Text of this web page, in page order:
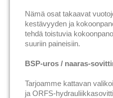
Nämä osat takaavat
kestävyyden ja
tehdä toistuvia
suuriin paineisiin.
BSP-uros / naaras-
Tarjoamme kattavan
ja ORFS-